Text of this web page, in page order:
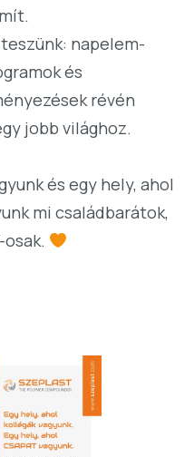
napelem-
és
révén
jobb világhoz.
és egy hely, ahol
mi családbarátok,
osak.